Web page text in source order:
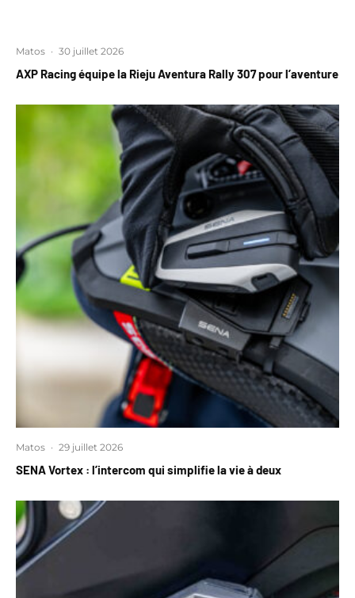
Matos · 30 juillet 2026
AXP Racing équipe la Rieju Aventura Rally 307 pour l’aventure
Matos · 29 juillet 2026
SENA Vortex : l’intercom qui simplifie la vie à deux